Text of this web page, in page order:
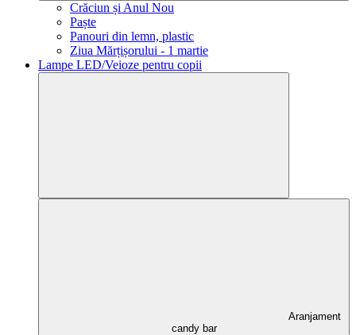
Crăciun și Anul Nou
Paște
Panouri din lemn, plastic
Ziua Mărțișorului - 1 martie
Lampe LED/Veioze pentru copii
Aranjament
candy bar